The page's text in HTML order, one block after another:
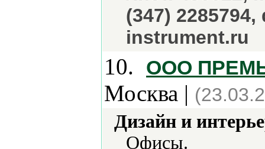
(347)
instrument.ru
10. ООО
Москва |
Дизайн и
Офисы.